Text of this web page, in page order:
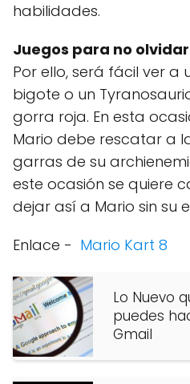
habilidades.
Juegos para no
Por ello, será fácil ver a
bigote o un
gorra roja. En esta
Mario debe rescatar a
garras de su
este ocasión se quiere
dejar así a Mario sin su
Enlace - Mario Kart 8
Lo Nuevo
puedes
Gmail